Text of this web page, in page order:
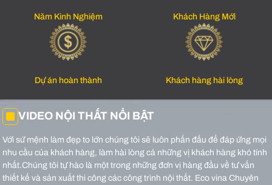
Năm Kinh Nghiệm Khách Hàng Mới
Dự án hoàn thành Khách hàng hài lòng
VIDEO NỘI THẤT NỔI BẬT
Với sứ mệnh làm đẹp to lớn chúng tôi sẽ luôn phấn đấu để đáp ứng mọi
nhu cầu của khách hàng, làm hài lòng cả những vị khách hàng khó tính
nhất.Chúng tôi tự hào là một trong những đơn vị hàng đầu về tư vấn
thiết kế và sản xuất thi công các công trình nội thất. Eco vina Chuyên